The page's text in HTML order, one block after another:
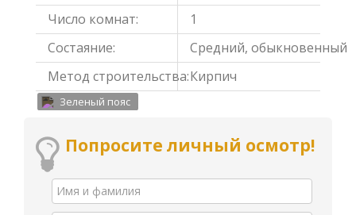
Число комнат:
1
Состаяние:
Средний, обыкновенный
Метод строительства:Кирпич
Зеленый пояс
Попросите личный осмотр!